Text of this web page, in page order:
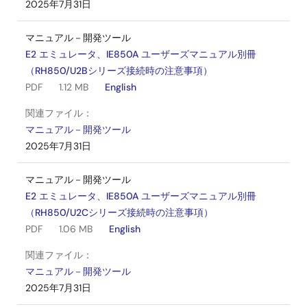
2025年7月31日
マニュアル－開発ツール
E2 エミュレータ、IE850A ユーザーズマニュアル別冊
（RH850/U2Bシリーズ接続時の注意事項）
PDF
1.12 MB English
関連ファイル：
マニュアル－開発ツール
2025年7月31日
マニュアル－開発ツール
E2 エミュレータ、IE850A ユーザーズマニュアル別冊
（RH850/U2Cシリーズ接続時の注意事項）
PDF
1.06 MB English
関連ファイル：
マニュアル－開発ツール
2025年7月31日